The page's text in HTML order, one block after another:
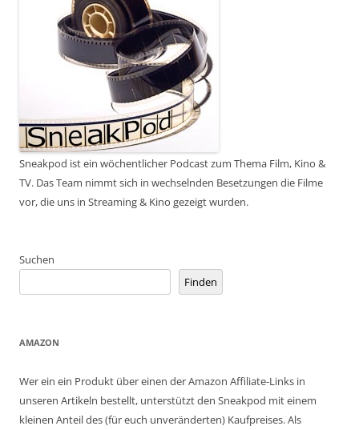
Sneakpod ist ein wöchentlicher Podcast zum Thema Film, Kino &
TV. Das Team nimmt sich in wechselnden Besetzungen die Filme
vor, die uns in Streaming & Kino gezeigt wurden.
Suchen
Finden
AMAZON
Wer ein ein Produkt über einen der Amazon Affiliate-Links in
unseren Artikeln bestellt, unterstützt den Sneakpod mit einem
kleinen Anteil des (für euch unveränderten) Kaufpreises. Als